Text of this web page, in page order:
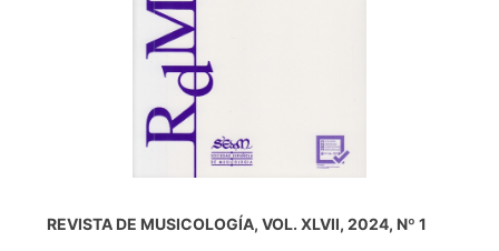
REVISTA DE MUSICOLOGÍA, VOL. XLVII, 2024, Nº 1